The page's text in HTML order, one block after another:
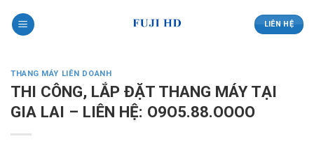
LIÊN HỆ
THANG MÁY LIÊN DOANH
THI CÔNG, LẮP ĐẶT THANG MÁY TẠI
GIA LAI – LIÊN HỆ: O9O5.88.OOOO